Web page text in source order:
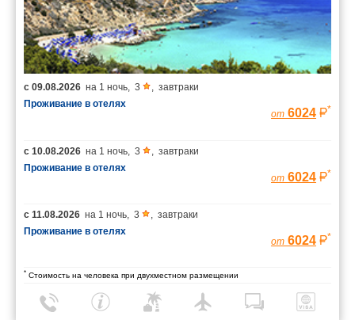
с 09.08.2026 на 1 ночь 3
завтраки
Проживание в отелях
от 6024 *
с 10.08.2026 на 1 ночь 3
завтраки
Проживание в отелях
от 6024 *
с 11.08.2026 на 1 ночь 3
завтраки
Проживание в отелях
от 6024 *
* Стоимость на человека при двухместном размещении